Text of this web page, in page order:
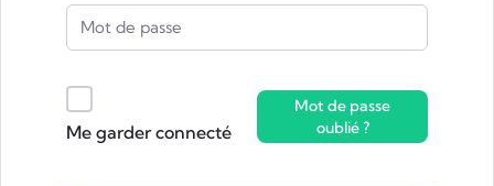
Me garder connecté
Mot de passe
oublié ?